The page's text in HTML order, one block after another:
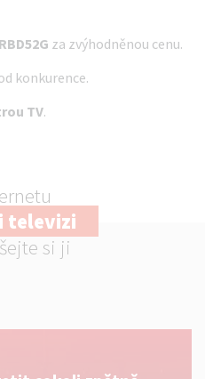
za zvýhodněnou cenu.
konkurence.
TV.
televizi
si ji